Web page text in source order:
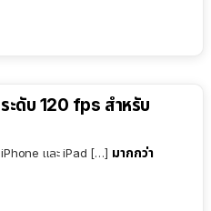
ะดับ 120 fps สำหรับ
iPhone และ iPad […] มากกว่า